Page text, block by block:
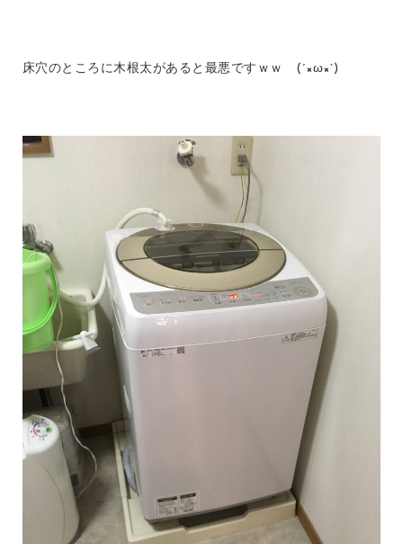
床穴のところに木根太があると最悪ですｗｗ (´×ω×`)